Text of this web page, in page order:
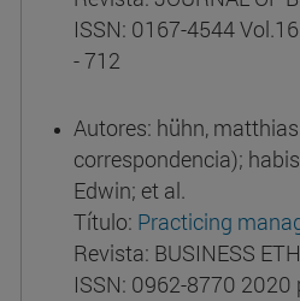
ISSN: 0167-4544
- 712
Autores: hühn,
correspondencia);
Edwin; et al.
Título: Practicing
Revista: BUSINESS
ISSN: 0962-8770 2020